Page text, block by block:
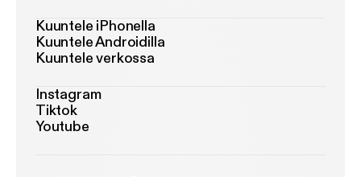
Kuuntele iPhonella
Kuuntele Androidilla
Kuuntele verkossa
Instagram
Tiktok
Youtube